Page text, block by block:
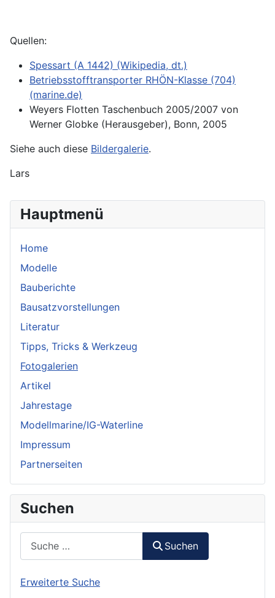
Hauptmenü
Home
Modelle
Bauberichte
Bausatzvorstellungen
Literatur
Tipps, Tricks & Werkzeug
Fotogalerien
Artikel
Jahrestage
Modellmarine/IG-Waterline
Impressum
Partnerseiten
Suchen
Suchen
Erweiterte Suche
Quellen:
Spessart (A 1442) (Wikipedia, dt.)
Betriebsstofftransporter RHÖN-Klasse (704)
(marine.de)
Weyers Flotten Taschenbuch 2005/2007 von
Werner Globke (Herausgeber), Bonn, 2005
Siehe auch diese Bildergalerie.
Lars